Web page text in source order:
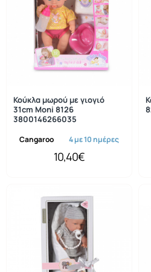
Cangaroo 4 με 10 ημέρες
Κούκλα μωρού με γιογιό
31cm Moni 8126
3800146266035
10,40€